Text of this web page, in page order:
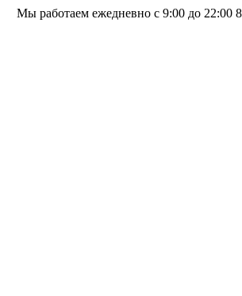
Мы работаем ежедневно с 9:00 до 22:00